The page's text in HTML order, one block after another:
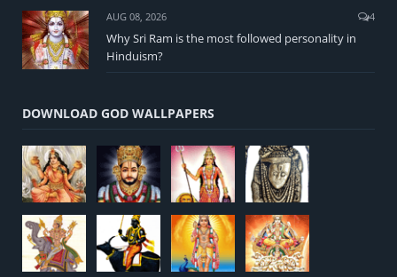
AUG 08, 2026 4
Why Sri Ram is the most followed personality in
Hinduism?
DOWNLOAD GOD WALLPAPERS